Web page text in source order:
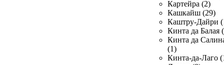
Картейра (2)
Кашкайш (29)
Каштру-Дайри
Кинта да Балая
Кинта да
(1)
Кинта-да-Лаго